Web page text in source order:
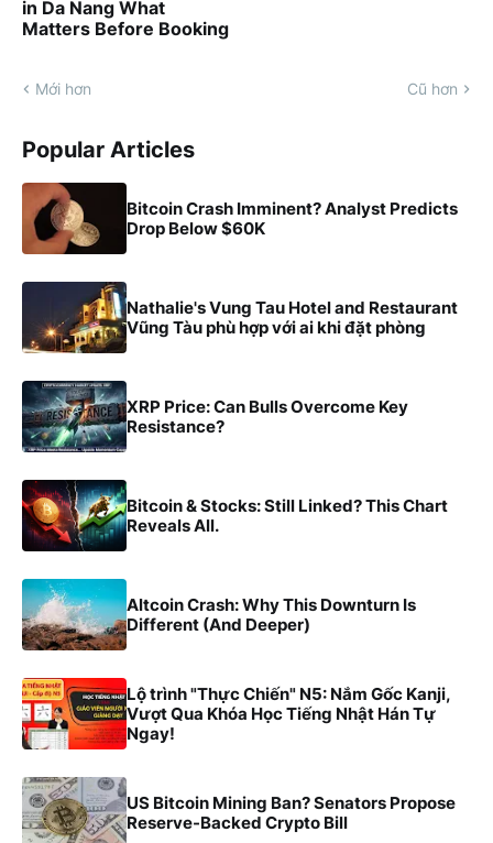
in Da Nang What
Matters Before Booking
Mới hơn Cũ hơn
Popular Articles
Bitcoin Crash Imminent? Analyst Predicts
Drop Below $60K
Nathalie's Vung Tau Hotel and Restaurant
Vũng Tàu phù hợp với ai khi đặt phòng
XRP Price: Can Bulls Overcome Key
Resistance?
Bitcoin & Stocks: Still Linked? This Chart
Reveals All.
Altcoin Crash: Why This Downturn Is
Different (And Deeper)
Lộ trình "Thực Chiến" N5: Nắm Gốc Kanji,
Vượt Qua Khóa Học Tiếng Nhật Hán Tự
Ngay!
US Bitcoin Mining Ban? Senators Propose
Reserve-Backed Crypto Bill